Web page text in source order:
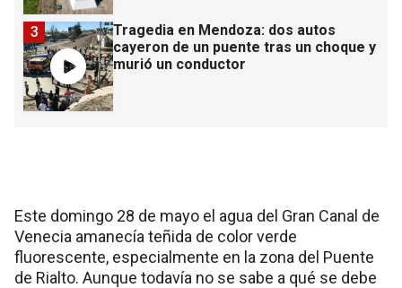
Tragedia en Mendoza: dos autos
cayeron de un puente tras un choque y
murió un conductor
3
Este domingo 28 de mayo el agua del Gran Canal de
Venecia amanecía teñida de color verde
fluorescente, especialmente en la zona del Puente
de Rialto. Aunque todavía no se sabe a qué se debe